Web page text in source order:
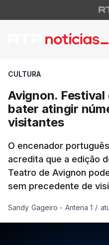
Avignon.
CULTURA
Avignon.
bater atingir
visitantes
O encenador
acredita que a edição
Teatro de Avignon
sem precedente de
Sandy Gageiro - Antena 1 /